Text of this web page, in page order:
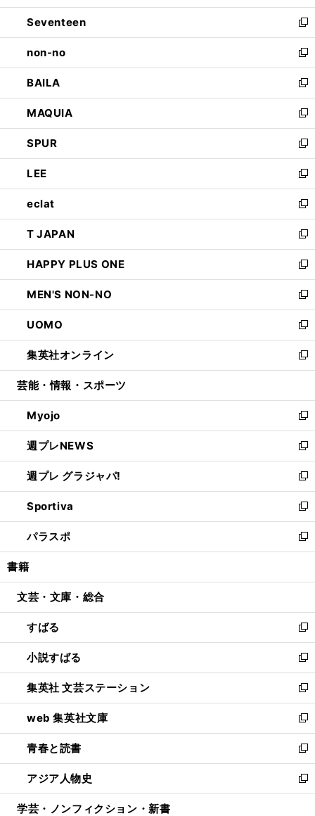
開
く
ウ
で
開
く
ン
ド
ウ
で
開
く
Seventeen
新
し
い
ウ
ィ
ン
ド
ウ
で
開
く
non-no
新
し
い
ウ
ィ
ン
ド
ウ
で
開
く
BAILA
新
し
い
ウ
ィ
ン
ド
ウ
で
開
く
MAQUIA
新
し
い
ウ
ィ
ン
ド
ウ
で
開
く
SPUR
新
し
い
ウ
ィ
ン
ド
ウ
で
開
く
LEE
新
し
い
ウ
ィ
ン
ド
ウ
で
開
く
eclat
新
し
い
ウ
ィ
ン
ド
ウ
で
開
く
T JAPAN
新
し
い
ウ
ィ
ン
ド
ウ
で
開
HAPPY PLUS ONE
新
し
い
ウ
ィ
ン
ド
ウ
開
く
MEN'S NON-NO
新
し
い
ウ
ィ
ン
ウ
で
開
く
UOMO
新
し
い
ウ
ン
ド
ウ
で
開
く
集英社オンライン
新
し
ウ
ィ
ン
ド
ウ
で
開
く
芸能・情報・スポーツ
Myojo
新
し
い
ウ
ィ
ン
ド
ウ
で
開
週プレNEWS
新
し
い
ウ
ィ
ン
ド
ウ
開
週プレ グラジャパ!
新
し
い
ウ
ィ
ン
ウ
開
く
Sportiva
新
し
い
ウ
ン
ウ
で
開
く
パラスポ
新
し
ウ
ン
ド
ウ
で
開
く
書籍
文芸・文庫・総合
すばる
新
し
い
ウ
ィ
ン
ド
ウ
で
開
く
小説すばる
新
し
い
ウ
ィ
ン
ド
ウ
で
開
集英社 文芸ステーション
新
し
い
ウ
ィ
ン
ド
ウ
web 集英社文庫
新
し
い
ウ
ィ
ン
青春と読書
新
し
い
ウ
アジア人物史
新
し
学芸・ノンフィクション・新書